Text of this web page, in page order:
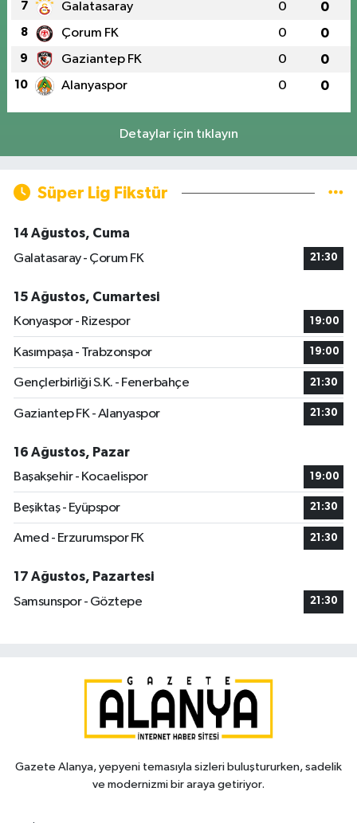
7 Galatasaray 0 0
8 Çorum FK 0 0
9 Gaziantep FK 0 0
10 Alanyaspor 0 0
Detaylar için tıklayın
Süper Lig Fikstür
14 Ağustos, Cuma
Galatasaray - Çorum FK
21:30
15 Ağustos, Cumartesi
Konyaspor - Rizespor
19:00
Kasımpaşa - Trabzonspor 19:00
Gençlerbirliği S.K. - Fenerbahçe 21:30
Gaziantep FK - Alanyaspor 21:30
16 Ağustos, Pazar
Başakşehir - Kocaelispor
19:00
Beşiktaş - Eyüpspor 21:30
Amed - Erzurumspor FK 21:30
17 Ağustos, Pazartesi
Samsunspor - Göztepe
21:30
Gazete Alanya, yepyeni temasıyla sizleri buluştururken, sadelik
ve modernizmi bir araya getiriyor.